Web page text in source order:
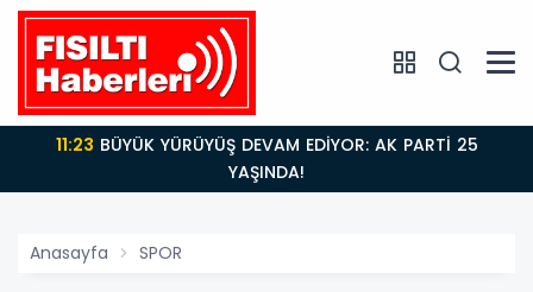
11:23
YAŞINDA!
Anasayfa SPOR